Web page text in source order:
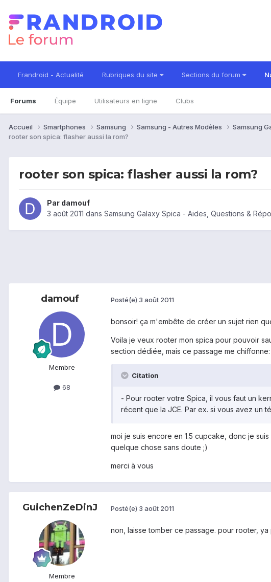
Frandroid - Actualité Rubriques du site Sections du forum
Forums Équipe Utilisateurs en ligne Clubs
Accueil Smartphones Samsung Samsung - Autres Modèles Samsung
rooter son spica: flasher aussi la rom?
rooter son spica: flasher aussi la rom?
Par damouf
3 août 2011 dans Samsung Galaxy Spica - Aides, Questions &
damouf
Membre
68
Posté(e) 3 août 2011
bonsoir! ça m'embête de créer un sujet rien
Voila je veux rooter mon spica pour pouvoir
section dédiée, mais ce passage me chiffonne:
Citation
- Pour rooter votre Spica, il vous faut un
récent que la JCE. Par ex. si vous avez un
moi je suis encore en 1.5 cupcake, donc je
quelque chose sans doute ;)
merci à vous
GuichenZeDinJ
Membre
Posté(e) 3 août 2011
non, laisse tomber ce passage. pour rooter,